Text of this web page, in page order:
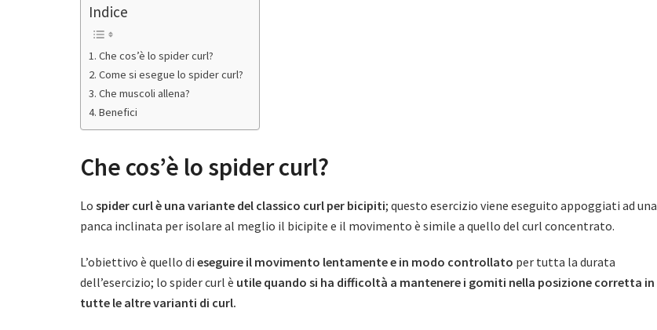
Indice
Che cos’è lo spider curl?
Come si esegue lo spider curl?
Che muscoli allena?
Benefici
Che cos’è lo spider curl?
Lo spider curl è una variante del classico curl per bicipiti; questo esercizio viene eseguito appoggiati ad una
panca inclinata per isolare al meglio il bicipite e il movimento è simile a quello del curl concentrato.
L’obiettivo è quello di eseguire il movimento lentamente e in modo controllato per tutta la durata
dell’esercizio; lo spider curl è utile quando si ha difficoltà a mantenere i gomiti nella posizione corretta in
tutte le altre varianti di curl.